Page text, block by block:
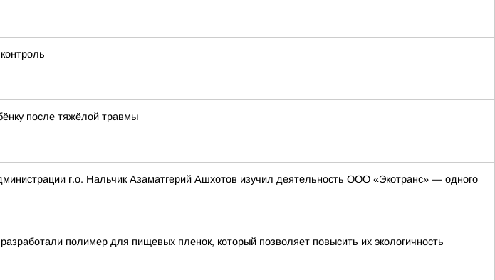
после тяжёлой травмы
г.о. Нальчик Азаматгерий Ашхотов изучил деятельность ООО «Экотранс» — одного
полимер для пищевых пленок, который позволяет повысить их экологичность